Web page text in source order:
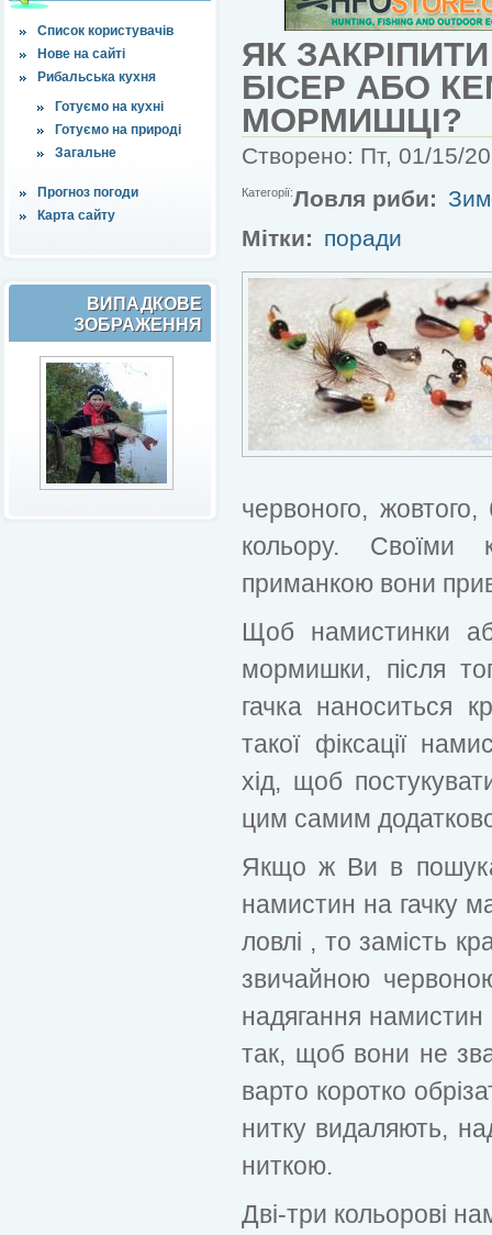
Список користувачів
Нове на сайті
Рибальська кухня
Готуємо на кухні
Готуємо на природі
Загальне
Прогноз погоди
Карта сайту
ВИПАДКОВЕ
ЗОБРАЖЕННЯ
ЯК
БІСЕР АБО
МОРМИШЦІ?
Створено: Пт, 01/15/
Категорії:Ловля риби:
Мітки: поради
червоного, жовтого,
кольору. Своїми
приманкою вони
Щоб намистинки
мормишки, після
гачка наноситься
такої фіксації
хід, щоб
цим самим
Якщо ж Ви в
намистин на гачку
ловлі , то замість
звичайною
надягання намистин
так, щоб вони не
варто коротко
нитку видаляють,
ниткою.
Дві-три кольорові